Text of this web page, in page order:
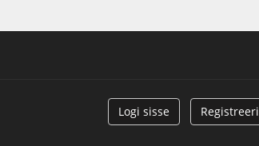
Logi sisse Registreeri